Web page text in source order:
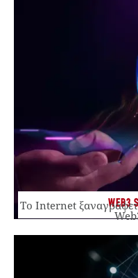
WEB3
Το Internet